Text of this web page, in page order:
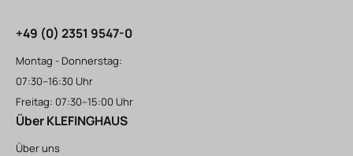
+49 (0) 2351 9547-0
Montag - Donnerstag:
07:30–16:30 Uhr
Freitag: 07:30–15:00 Uhr
Über KLEFINGHAUS
Über uns